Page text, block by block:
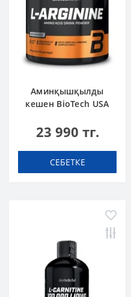
Аминқышқылды
кешен BioTech USA
unflavoured 300 g
23 990 тг.
СЕБЕТКЕ